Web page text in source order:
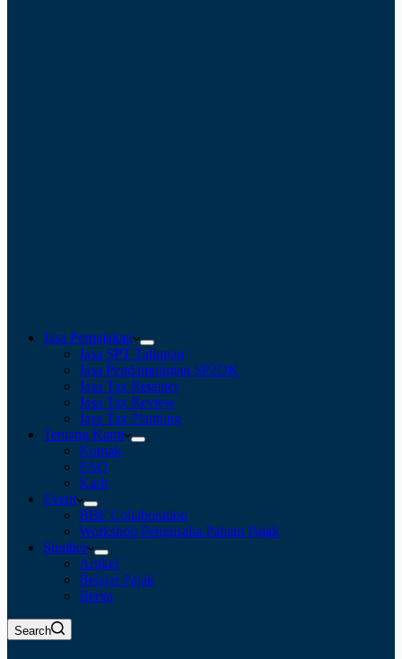
Jasa Perpajakan
Jasa SPT Tahunan
Jasa Pendampingan SP2DK
Jasa Tax Retainer
Jasa Tax Review
Jasa Tax Planning
Tentang Kami
Kontak
FAQ
Karir
Event
BBF Collaboration
Workshop Pengusaha Paham Pajak
Sumber
Artikel
Belajar Pajak
Berita
Search